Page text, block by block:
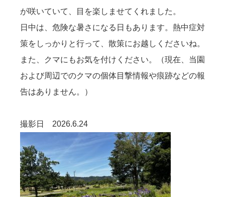
が咲いていて、目を楽しませてくれました。
日中は、危険な暑さになる日もあります。熱中症対
策をしっかりと行って、散策にお越しくださいね。
また、クマにもお気を付けください。（現在、当園
および周辺でのクマの個体目撃情報や痕跡などの報
告はありません。）
撮影日 2026.6.24